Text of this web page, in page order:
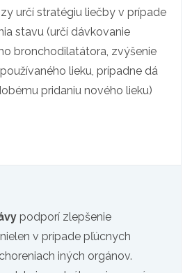
určí stratégiu liečby v prípade
stavu (určí dávkovanie
bronchodilatátora, zvýšenie
lieku, prípadne dá
pridaniu nového lieku)
podporí zlepšenie
v prípade pľúcnych
iných orgánov.